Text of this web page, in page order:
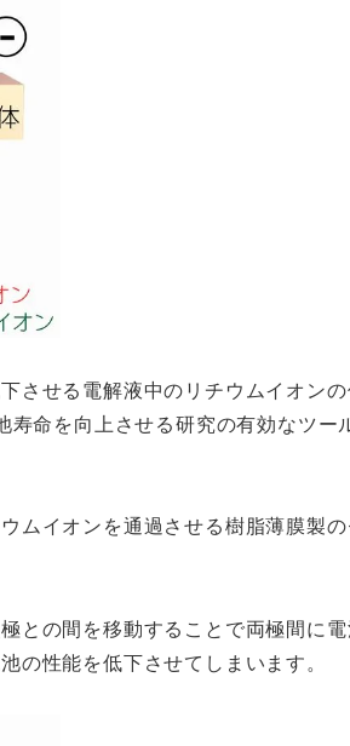
させる電解液中のリチウムイオン
命を向上させる研究の有効なツー
ムイオンを通過させる樹脂薄膜製
との間を移動することで両極間に
の性能を低下させてしまいます。